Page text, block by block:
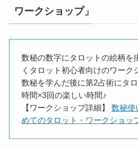
ワークショップ」
数秘の数字にタロットの絵柄を
くタロット初心者向けのワーク
数秘を学んだ後に第2占術にタ
時間×3回の楽しい時間♪
【ワークショップ詳細】数秘使
めてのタロット・ワークショッ